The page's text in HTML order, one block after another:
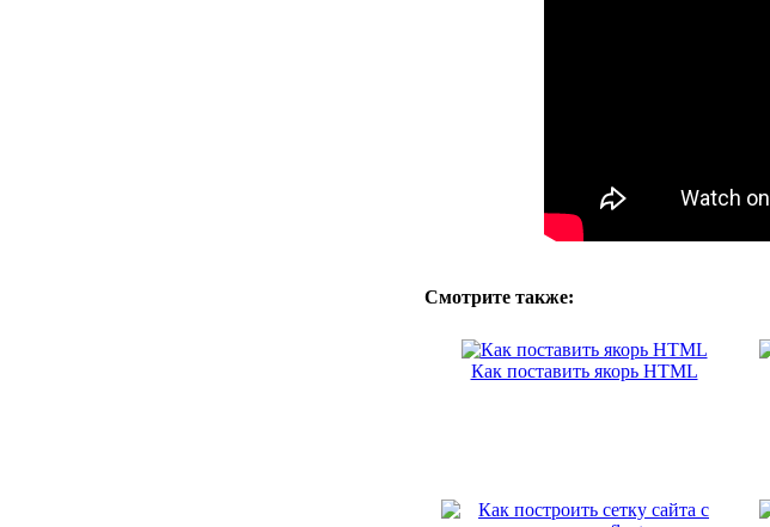
Смотрите также:
Как поставить якорь HTML